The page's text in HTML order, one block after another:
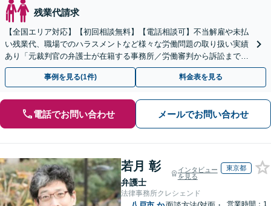
残業代請求
【全国エリア対応】【初回相談無料】【電話相談可】不当解雇や未払
い残業代、職場でのハラスメントなど様々な労働問題の取り扱い実績
あり「元裁判官の弁護士が在籍する事務所／労働審判から訴訟まで、
裁判官経験を活かした最適な戦略を立案」
事例を見る(1件) 料金表を見る
電話でお問い合わせ メールでお問い合わせ
若月 彰
弁護士
インタビュー
を見る
東京都
法律事務所クレシェンド
営業時間：1